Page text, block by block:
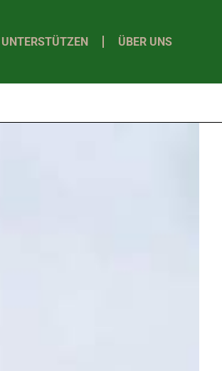
UNTERSTÜTZEN ÜBER UNS